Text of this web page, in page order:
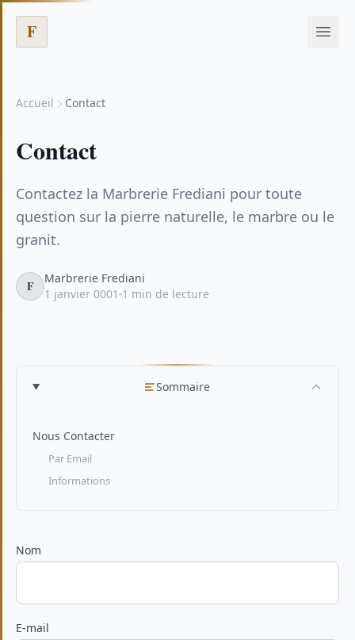
F
Accueil Contact
Contact
Contactez la Marbrerie Frediani pour toute
question sur la pierre naturelle, le marbre ou le
granit.
F
Marbrerie Frediani
1 janvier 0001 1 min de lecture
Sommaire
Nous Contacter
Par Email
Informations
Nom
E-mail